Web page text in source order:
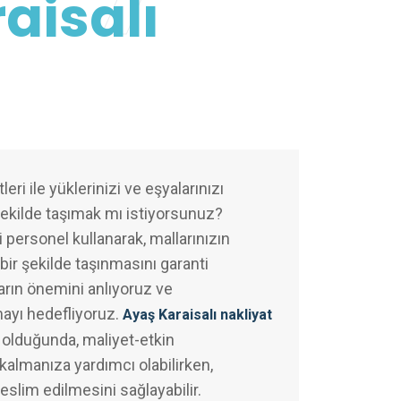
ile yüklerinizi ve eşyalarınızı
taşımak mı istiyorsunuz?
kullanarak, mallarınızın
şekilde taşınmasını garanti
önemini anlıyoruz ve
hedefliyoruz. Ayaş Karaisalı nakliyat
maliyet-etkin
yardımcı olabilirken,
edilmesini sağlayabilir.